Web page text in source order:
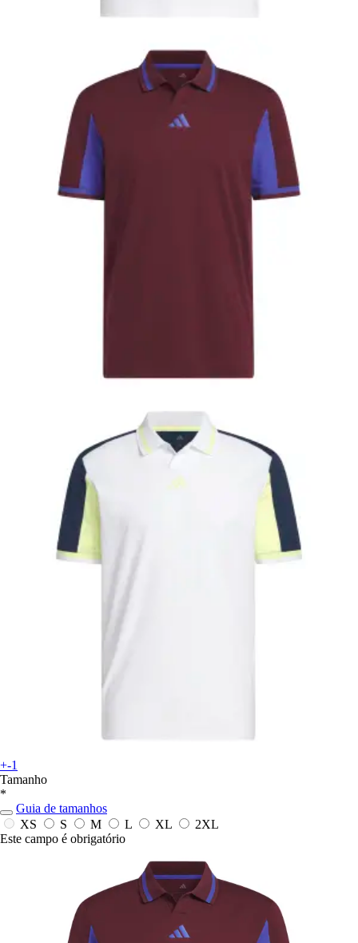
+-1
Tamanho
*
Guia de tamanhos
XS
S M L XL
2XL
Este campo é obrigatório